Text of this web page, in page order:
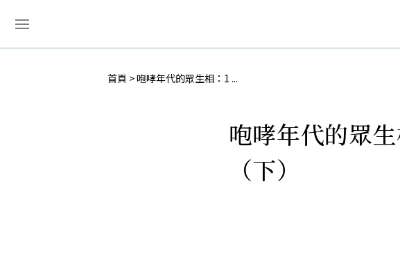
首頁 咆哮年代的眾生相：1 ...
咆哮年代的眾
（下）